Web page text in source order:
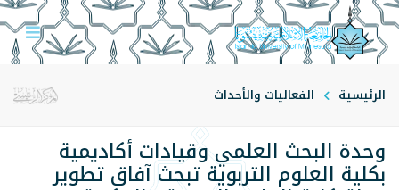
الرئيسية الفعاليات والأحداث
وحدة البحث العلمي وقيادات أكاديمية
بكلية العلوم التربوية تبحث آفاق تطوير